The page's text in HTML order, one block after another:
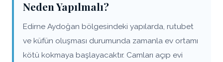
Neden Yapılmalı?
Edirne Aydoğan bölgesindeki yapılarda, rutubet
ve küfün oluşması durumunda zamanla ev ortamı
kötü kokmaya başlayacaktır. Camları açıp evi